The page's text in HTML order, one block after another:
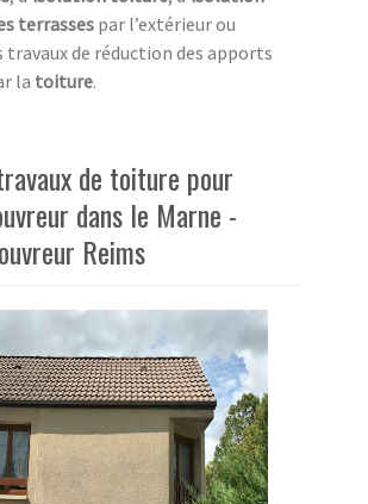
terrasses par l’extérieur ou
travaux de réduction des apports
la toiture.
de toiture pour
dans le Marne -
Reims